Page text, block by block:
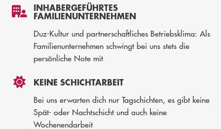
INHABERGEFÜHRTES
FAMILIENUNTERNEHMEN
Duz-Kultur und partnerschaftliches Betriebsklima: Als
Familienunternehmen schwingt bei uns stets die
persönliche Note mit
KEINE SCHICHTARBEIT
Bei uns erwarten dich nur Tagschichten, es gibt keine
Spät- oder Nachtschicht und auch keine
Wochenendarbeit